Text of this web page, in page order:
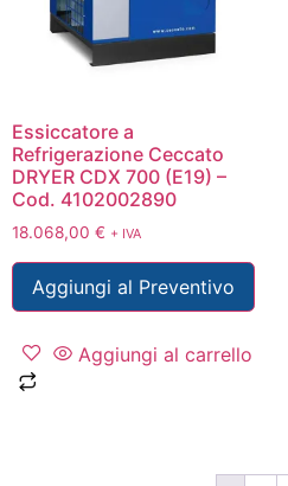
Essiccatore a
Refrigerazione Ceccato
DRYER CDX 700 (E19) –
Cod. 4102002890
18.068,00 € + IVA
Aggiungi al Preventivo
Aggiungi al carrello